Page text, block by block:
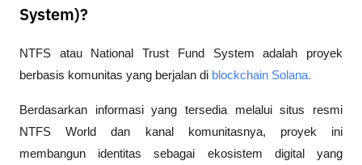
System)?
NTFS atau National Trust Fund System adalah proyek
berbasis komunitas yang berjalan di blockchain Solana.
Berdasarkan informasi yang tersedia melalui situs resmi
NTFS World dan kanal komunitasnya, proyek ini
membangun identitas sebagai ekosistem digital yang